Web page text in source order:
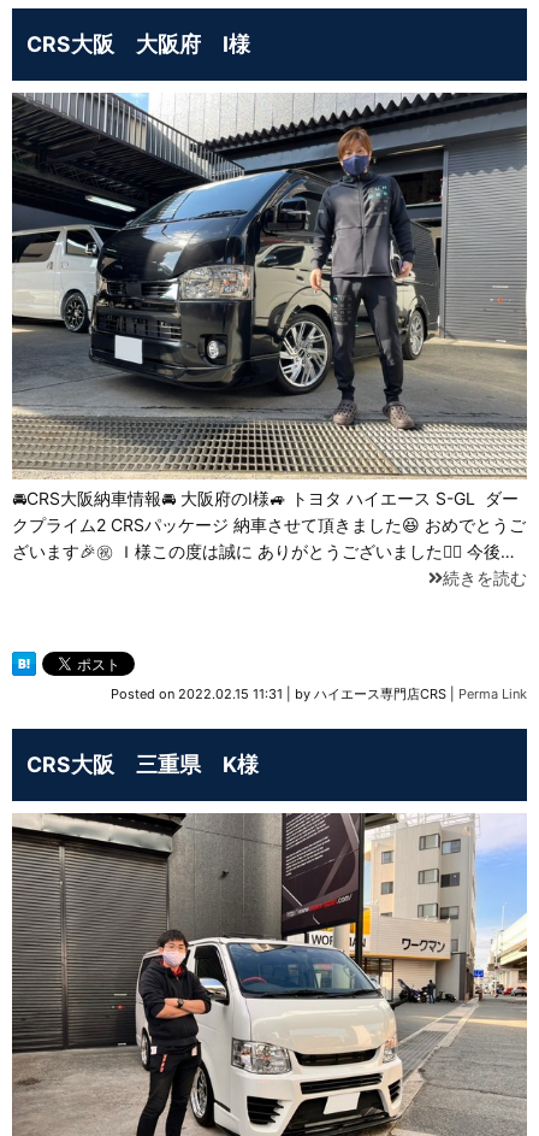
CRS大阪 大阪府 I様
🚘CRS大阪納車情報🚘 大阪府のI様🚙 トヨタ ハイエース S-GL ⁡ ダー
クプライム2 CRSパッケージ 納車させて頂きました😆 おめでとうご
ざいます🎉㊗ Ｉ様この度は誠に ありがとうございました🙇‍♂️ 今後…
続きを読む
Posted on 2022.02.15 11:31 by ハイエース専門店CRS Perma Link
CRS大阪 三重県 K様